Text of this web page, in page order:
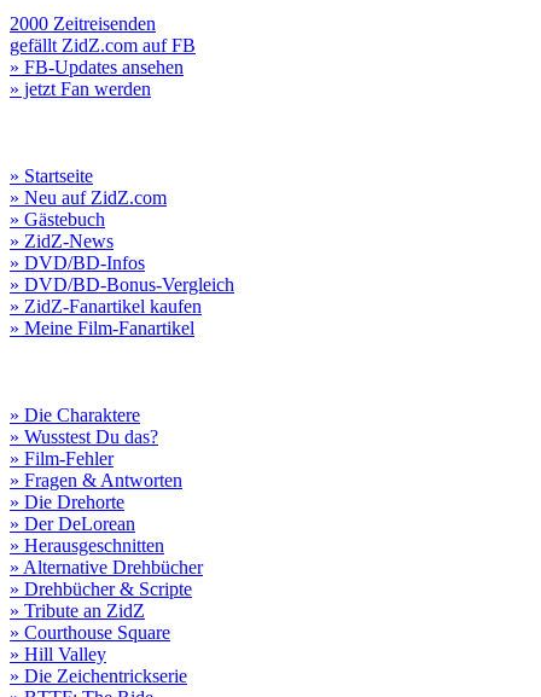
2000 Zeitreisenden
gefällt ZidZ.com auf FB
» FB-Updates ansehen
» jetzt Fan werden
» Startseite
» Neu auf ZidZ.com
» Gästebuch
» ZidZ-News
» DVD/BD-Infos
» DVD/BD-Bonus-Vergleich
» ZidZ-Fanartikel kaufen
» Meine Film-Fanartikel
» Die Charaktere
» Wusstest Du das?
» Film-Fehler
» Fragen & Antworten
» Die Drehorte
» Der DeLorean
» Herausgeschnitten
» Alternative Drehbücher
» Drehbücher & Scripte
» Tribute an ZidZ
» Courthouse Square
» Hill Valley
» Die Zeichentrickserie